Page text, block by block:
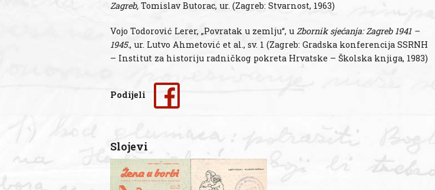
Zagreb, Tomislav Butorac, ur. (Zagreb: Stvarnost, 1963)
Vojo Todorović Lerer, „Povratak u zemlju“, u Zbornik sjećanja: Zagreb 1941 –
1945., ur. Lutvo Ahmetović et al., sv. 1 (Zagreb: Gradska konferencija SSRNH
– Institut za historiju radničkog pokreta Hrvatske – Školska knjiga, 1983)
Podijeli
Slojevi